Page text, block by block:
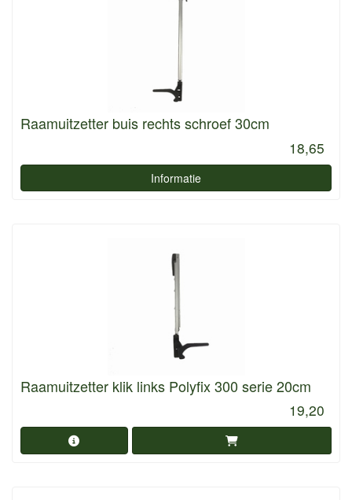
Raamuitzetter buis rechts schroef 30cm
18,65
Informatie
Raamuitzetter klik links Polyfix 300 serie 20cm
19,20